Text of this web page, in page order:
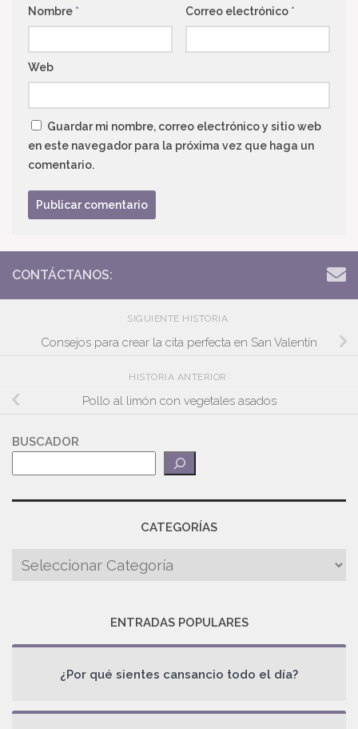
Nombre * Correo electrónico *
Web
Guardar mi nombre, correo electrónico y sitio web
en este navegador para la próxima vez que haga un
comentario.
CONTÁCTANOS:
SIGUIENTE HISTORIA
Consejos para crear la cita perfecta en San Valentín
HISTORIA ANTERIOR
Pollo al limón con vegetales asados
BUSCADOR
CATEGORÍAS
ENTRADAS POPULARES
¿Por qué sientes cansancio todo el día?